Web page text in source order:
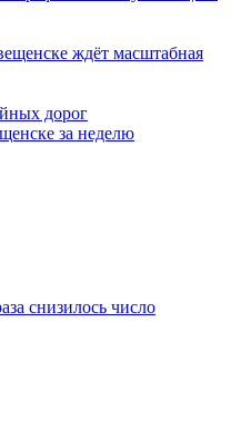
ждёт масштабная
дорог
за неделю
снизилось число